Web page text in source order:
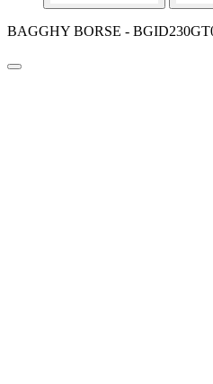
BAGGHY BORSE -